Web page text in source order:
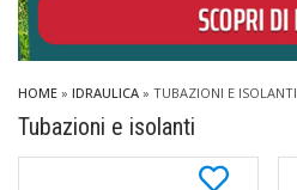
HOME » IDRAULICA » TUBAZIONI E ISOLANTI
Tubazioni e isolanti